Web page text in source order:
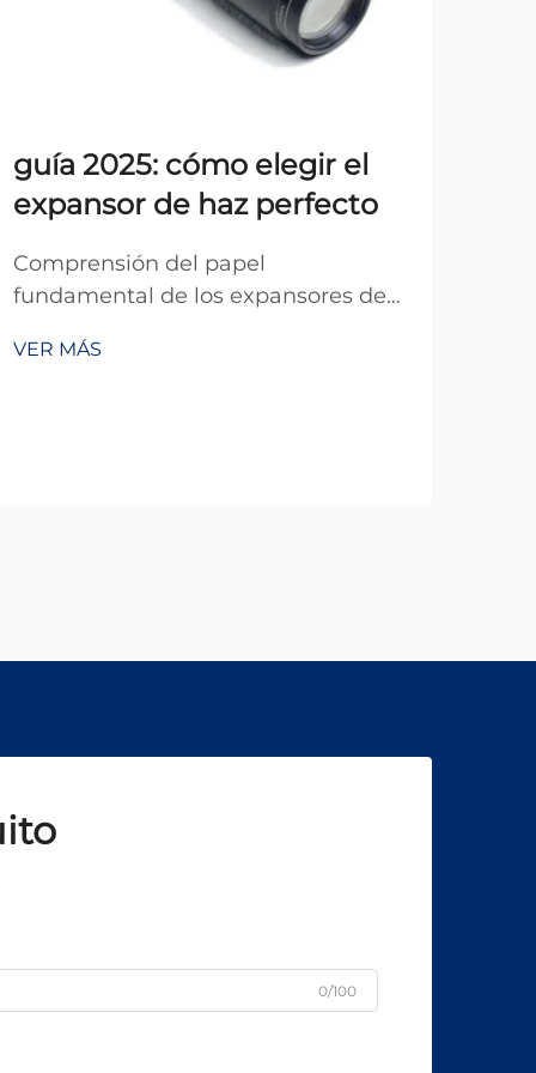
guía 2025: cómo elegir el
expansor de haz perfecto
Comprensión del papel
fundamental de los expansores de
industria óptica continúa
VER MÁS
0/100